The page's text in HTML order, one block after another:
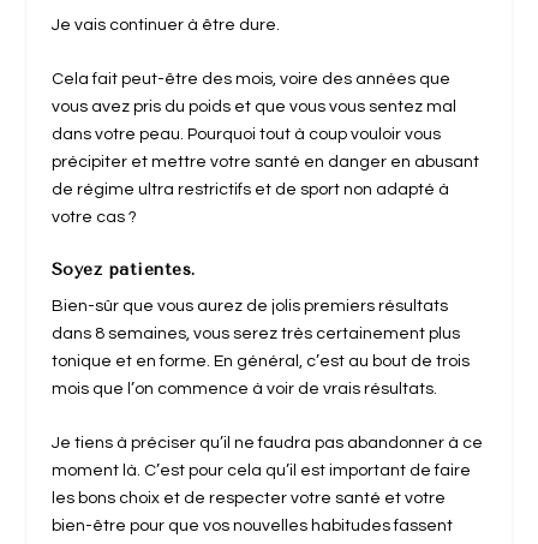
Je vais continuer à être dure.
Cela fait peut-être des mois, voire des années que
vous avez pris du poids et que vous vous sentez mal
dans votre peau. Pourquoi tout à coup vouloir vous
précipiter et mettre votre santé en danger en abusant
de régime ultra restrictifs et de sport non adapté à
votre cas ?
Soyez patientes.
Bien-sûr que vous aurez de jolis premiers résultats
dans 8 semaines, vous serez très certainement plus
tonique et en forme. En général, c’est au bout de trois
mois que l’on commence à voir de vrais résultats.
Je tiens à préciser qu’il ne faudra pas abandonner à ce
moment là. C’est pour cela qu’il est important de faire
les bons choix et de respecter votre santé et votre
bien-être pour que vos nouvelles habitudes fassent